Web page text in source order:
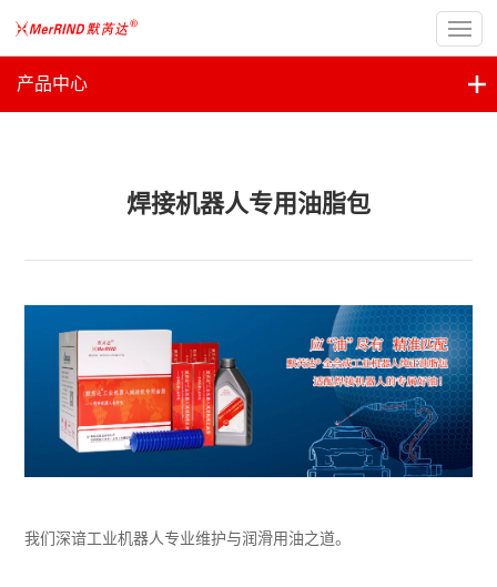
产品中心
焊接机器人专用油脂包
我们深谙工业机器人专业维护与润滑用油之道。